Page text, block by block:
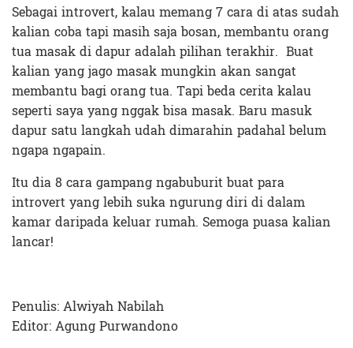
Sebagai introvert, kalau memang 7 cara di atas sudah
kalian coba tapi masih saja bosan, membantu orang
tua masak di dapur adalah pilihan terakhir. Buat
kalian yang jago masak mungkin akan sangat
membantu bagi orang tua. Tapi beda cerita kalau
seperti saya yang nggak bisa masak. Baru masuk
dapur satu langkah udah dimarahin padahal belum
ngapa ngapain.
Itu dia 8 cara gampang ngabuburit buat para
introvert yang lebih suka ngurung diri di dalam
kamar daripada keluar rumah. Semoga puasa kalian
lancar!
Penulis: Alwiyah Nabilah
Editor: Agung Purwandono